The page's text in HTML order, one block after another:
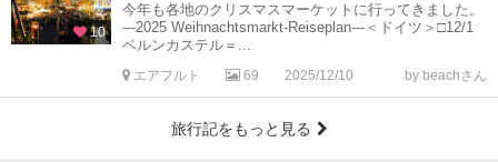
10
今年も各地のクリスマスマーケットに行ってきました。
---2025 Weihnachtsmarkt-Reiseplan---＜ドイツ＞□12/1
ベルンカステル＝...
エアフルト 69 2025/12/10 by beachさん
旅行記をもっと見る